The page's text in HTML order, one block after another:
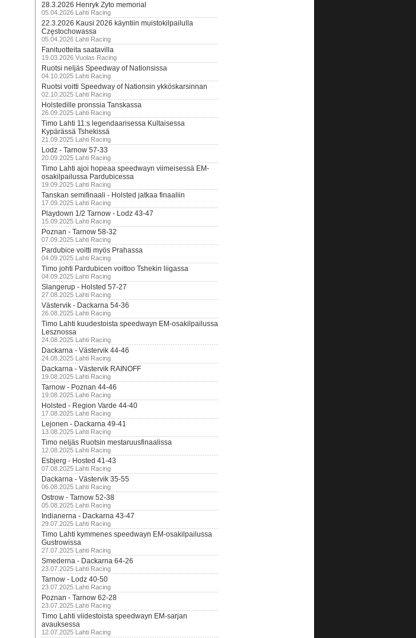
28.3.2026 Henryk Zyto memorial
05.04.2026 Lahti Racing
22.3.2026 Kausi 2026 käyntiin muistokilpailulla
Częstochowassa
05.04.2026 Lahti Racing
Fanituotteita saatavilla
19.03.2026 Vuolas Racing
Ruotsi neljäs Speedway of Nationsissa
04.10.2025 Lahti Racing
Ruotsi voitti Speedway of Nationsin ykköskarsinnan
02.10.2025 Lahti Racing
Holstedille pronssia Tanskassa
26.09.2025 Lahti Racing
Timo Lahti 11:s legendaarisessa Kultaisessa
Kypärässä Tshekissä
21.09.2025 Lahti Racing
Lodz - Tarnow 57-33
20.09.2025 Lahti Racing
Timo Lahti ajoi hopeaa speedwayn viimeisessä EM-
osakilpailussa Pardubicessa
19.09.2025 Lahti Racing
Tanskan semifinaali - Holsted jatkaa finaaliin
17.09.2025 Lahti Racing
Playdown 1/2 Tarnow - Lodz 43-47
15.09.2025 Lahti Racing
Poznan - Tarnow 58-32
07.09.2025 Lahti Racing
Pardubice voitti myös Prahassa
04.09.2025 Lahti Racing
Timo johti Pardubicen voittoo Tshekin liigassa
04.09.2025 Lahti Racing
Slangerup - Holsted 57-27
27.08.2025 Lahti Racing
Västervik - Dackarna 54-36
26.08.2025 Lahti Racing
Timo Lahti kuudestoista speedwayn EM-osakilpailussa
Lesznossa
24.08.2025 Lahti Racing
Dackarna - Västervik 44-46
24.08.2025 Lahti Racing
Dackarna - Västervik RAINOFF
19.08.2025 Lahti Racing
Tarnow - Poznan 44-46
19.08.2025 Lahti Racing
Holsted - Region Varde 44-40
17.08.2025 Lahti Racing
Lejonen - Dackarna 49-41
13.08.2025 Lahti Racing
Timo neljäs Ruotsin mestaruusfinaalissa
12.08.2025 Lahti Racing
Esbjerg - Hosted 41-43
07.08.2025 Lahti Racing
Dackarna - Västervik 35-55
06.08.2025 Lahti Racing
Ostrow - Tarnow 52-38
05.08.2025 Lahti Racing
Indianerna - Dackarna 43-47
29.07.2025 Lahti Racing
Timo Lahti kymmenes speedwayn EM-osakilpailussa
Gustrowissa
27.07.2025 Lahti Racing
Smederna - Dackarna 64-26
23.07.2025 Lahti Racing
Tarnow - Lodz 40-50
23.07.2025 Lahti Racing
Poznan - Tarnow 62-28
23.07.2025 Lahti Racing
Timo Lahti viidestoista speedwayn EM-sarjan
avauksessa
12.07.2025 Lahti Racing